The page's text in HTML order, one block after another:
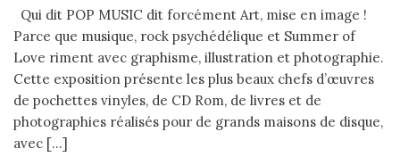
Qui dit POP MUSIC dit forcément Art, mise en image !
Parce que musique, rock psychédélique et Summer of
Love riment avec graphisme, illustration et photographie.
Cette exposition présente les plus beaux chefs d’œuvres
de pochettes vinyles, de CD Rom, de livres et de
photographies réalisés pour de grands maisons de disque,
avec […]